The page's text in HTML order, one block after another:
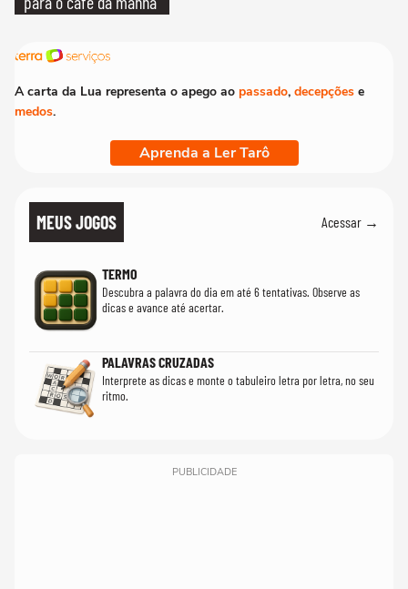
A carta da Lua representa o apego ao passado, decepções e
medos.
Aprenda a Ler Tarô
MEUS JOGOS Acessar →
TERMO
Descubra a palavra do dia em até 6 tentativas. Observe as
dicas e avance até acertar.
PALAVRAS CRUZADAS
Interprete as dicas e monte o tabuleiro letra por letra, no seu
ritmo.
PUBLICIDADE